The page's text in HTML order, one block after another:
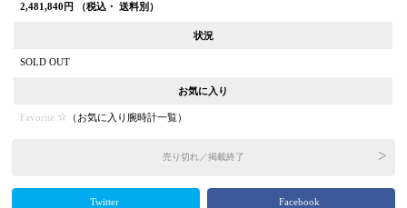
2,481,840 円 （税込・ 送料別）
状況
SOLD OUT
お気に入り
Favorite （お気に入り腕時計一覧）
売り切れ／掲載終了
Twitter Facebook